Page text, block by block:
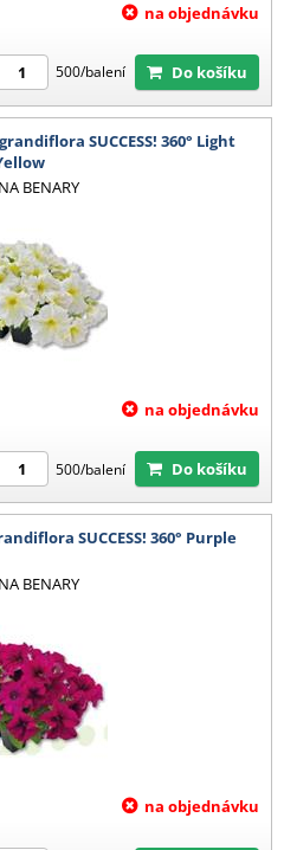
na objednávku
500/balení Do košíku
SUCCESS! 360° Light
BENARY
na objednávku
500/balení Do košíku
SUCCESS! 360° Purple
BENARY
na objednávku